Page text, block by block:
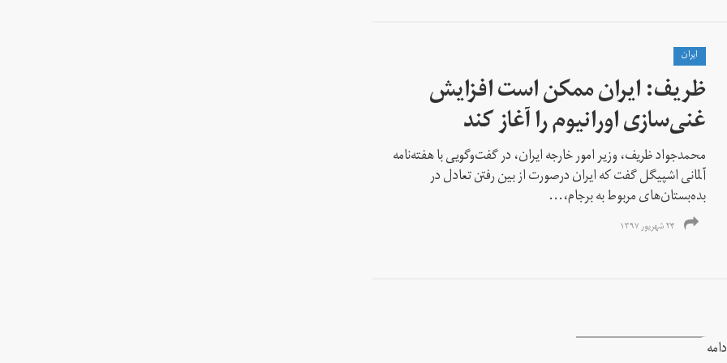
ايران
ظریف: ایران ممکن است افزایش
غنی‌سازی اورانیوم را آغاز کند
محمدجواد ظریف، وزیر امور خارجه ایران، در گفت‌وگویی با هفته‌نامه
آلمانی اشپیگل گفت که ایران درصورت از بین رفتن تعادل در
بده‌بستان‌های مربوط به برجام،...
۲۴ شهریور ۱۳۹۷